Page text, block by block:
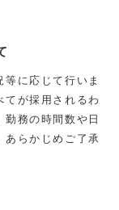
に応じて行いま
てが採用されるわ
務の時間数や日
あらかじめご了承